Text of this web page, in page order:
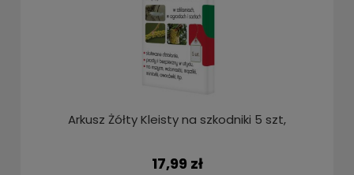
Arkusz Żółty Kleisty na szkodniki 5 szt,
17,99 zł